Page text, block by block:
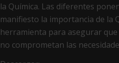
la Química. Las diferentes
manifiesto la importancia de la
herramienta para asegurar
no comprometan las